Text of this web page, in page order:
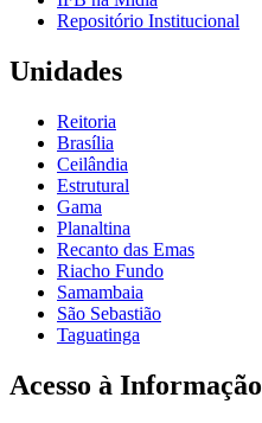
Repositório Institucional
Unidades
Reitoria
Brasília
Ceilândia
Estrutural
Gama
Planaltina
Recanto das Emas
Riacho Fundo
Samambaia
São Sebastião
Taguatinga
Acesso à Informação